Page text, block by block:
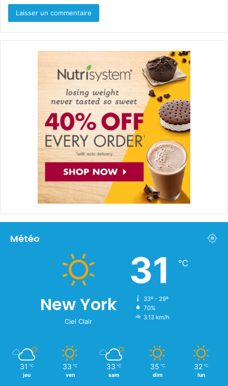
Météo
New York
Ciel Clair
31 ℃
33º - 29º
70%
3.13 km/h
31 ℃
jeu
33 ℃
ven
33 ℃
sam
35 ℃
dim
32 ℃
lun